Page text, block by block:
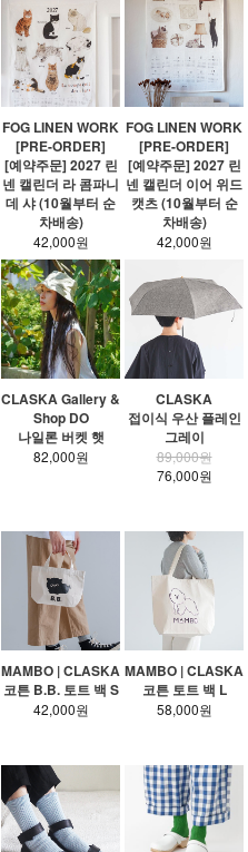
FOG LINEN WORK
[PRE-ORDER]
[예약주문] 2027 린
넨 캘린더 라 콤파니
데 샤 (10월부터 순
차배송)
42,000원
FOG LINEN WORK
[PRE-ORDER]
[예약주문] 2027 린
넨 캘린더 이어 위드
캣츠 (10월부터 순
차배송)
42,000원
CLASKA Gallery &
Shop DO
나일론 버켓 햇
82,000원
CLASKA
접이식 우산 플레인
그레이
89,000원
76,000원
MAMBO | CLASKA
코튼 B.B. 토트 백 S
42,000원
MAMBO | CLASKA
코튼 토트 백 L
58,000원